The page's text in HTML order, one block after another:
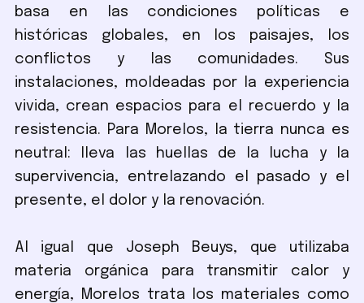
basa en las condiciones políticas e
históricas globales, en los paisajes, los
conflictos y las comunidades. Sus
instalaciones, moldeadas por la experiencia
vivida, crean espacios para el recuerdo y la
resistencia. Para Morelos, la tierra nunca es
neutral: lleva las huellas de la lucha y la
supervivencia, entrelazando el pasado y el
presente, el dolor y la renovación.
Al igual que Joseph Beuys, que utilizaba
materia orgánica para transmitir calor y
energía, Morelos trata los materiales como